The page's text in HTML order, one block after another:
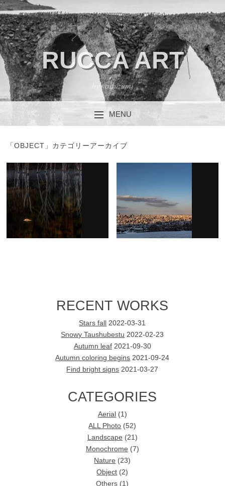
RUCCA ART
by yoshizumi
MENU
「OBJECT 」カテゴリーアーカイブ
RECENT WORKS
Stars fall
2022-03-31
Snowy Taushubestu 2022-02-23
Autumn leaf2021-09-30
Autumn coloring begins 2021-09-24
Find bright signs 2021-03-27
CATEGORIES
Aerial (1)
ALL Photo (52)
Landscape (21)
Monochrome (7)
Nature (23)
Object (2)
Others (1)